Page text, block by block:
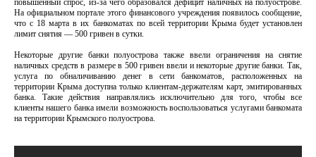
повышенный спрос, из-за чего образовался дефицит наличных на полуострове.
На официальном портале этого финансового учреждения появилось сообщение,
что с 18 марта в их банкоматах по всей территории Крыма будет установлен
лимит снятия — 500 гривен в сутки.
Некоторые другие банки полуострова также ввели ограничения на снятие
наличных средств в размере в 500 гривен ввели и некоторые другие банки. Так,
услуга по обналичиванию денег в сети банкоматов, расположенных на
территории Крыма доступна только клиентам-держателям карт, эмитированных
банка. Такие действия направлялись исключительно для того, чтобы все
клиенты нашего банка имели возможность воспользоваться услугами банкомата
на территории Крымского полуострова.